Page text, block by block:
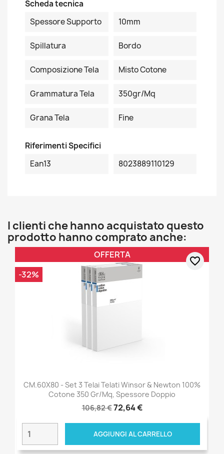
Scheda tecnica
Spessore Supporto
10mm
Spillatura Bordo
Composizione Tela Misto Cotone
Grammatura Tela 350gr/mq
Grana Tela Fine
Riferimenti Specifici
Ean13
8023889110129
I clienti che hanno acquistato questo
prodotto hanno comprato anche:
CM.60X80 - Set 3 Telai Telati Winsor & Newton 100%
Cotone 350 Gr/mq, Spessore Doppio
106,82 €72,64 €
AGGIUNGI AL CARRELLO
OFFERTA
-32%
favorite_border